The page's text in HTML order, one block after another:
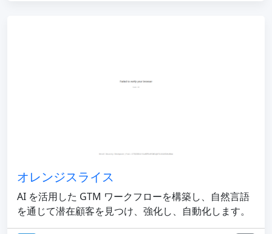
オレンジスライス
AI を活用した GTM ワークフローを構築し、自然言語
を通じて潜在顧客を見つけ、強化し、自動化します。